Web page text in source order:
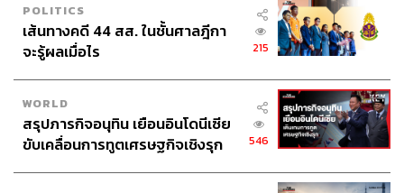
POLITICS
เส้นทางคดี 44 สส. ในชั้นศาลฎีกา
จะรู้ผลเมื่อไร
215
WORLD
สรุปภารกิจอนุทิน เยือนอินโดนีเซีย
ขับเคลื่อนการทูตเศรษฐกิจเชิงรุก
546